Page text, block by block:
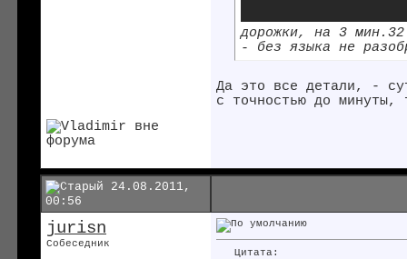
дорожки, на 3
- без языка не
Да это все детали, -
с точностью до минуты,
24.08.2011,
00:56
jurisn
Собеседник
Цитата: